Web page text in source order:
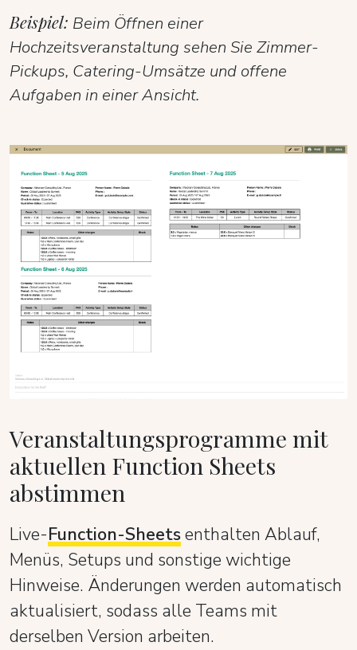
Beispiel: Beim Öffnen einer
Hochzeitsveranstaltung sehen Sie Zimmer-
Pickups, Catering-Umsätze und offene
Aufgaben in einer Ansicht.
Veranstaltungsprogramme mit
aktuellen Function Sheets
abstimmen
Live-Function-Sheetsenthalten Ablauf,
Menüs, Setups und sonstige wichtige
Hinweise. Änderungen werden automatisch
aktualisiert, sodass alle Teams mit
derselben Version arbeiten.